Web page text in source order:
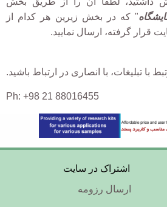
" که در بخش زیرین هر کدام از
قرار گرفته، ارسال نمایید.
با تبلیغات، با انصاری در ارتباط باشید.
Ph: +98 21 88016455
اشتراک در سایت
ارسال رزومه